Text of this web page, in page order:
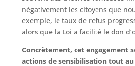
négativement les citoyens que
exemple, le taux de refus
alors que la Loi a facilité le don
Concrètement, cet engagement
actions de sensibilisation tout au